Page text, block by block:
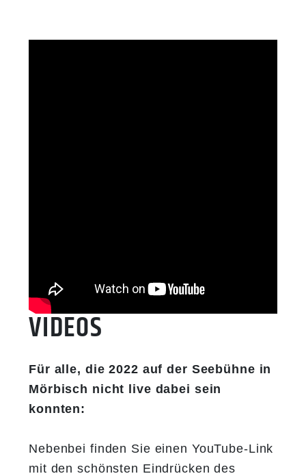
Menken), African Symphony
(Komponist Van McCoy) und The King
& I (Komponisten Richard Rodgers &
20:30h:
21:00h:
Tirol, Kärnten und Wien
​​​​​​​VIDEOS
​​​​​​Für alle, die 2022 auf der Seebühne in
Mörbisch nicht live dabei sein
konnten:
​​​​​​​Nebenbei finden Sie einen YouTube-Link
mit den schönsten Eindrücken des